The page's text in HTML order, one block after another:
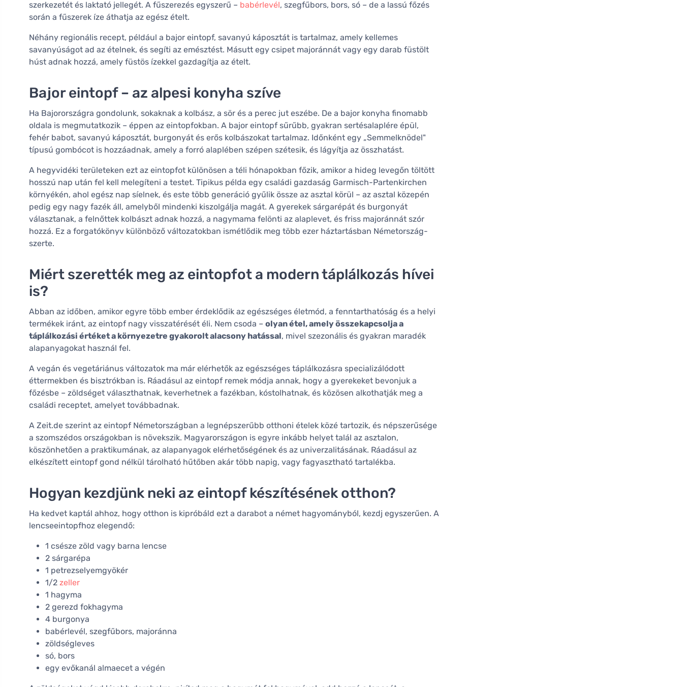
szerkezetét és laktató jellegét. A fűszerezés egyszerű – babérlevél, szegfűbors, bors, só – de a lassú főzés
során a fűszerek íze áthatja az egész ételt.
Néhány regionális recept, például a bajor eintopf, savanyú káposztát is tartalmaz, amely kellemes
savanyúságot ad az ételnek, és segíti az emésztést. Másutt egy csipet majoránnát vagy egy darab füstölt
húst adnak hozzá, amely füstös ízekkel gazdagítja az ételt.
Bajor eintopf – az alpesi konyha szíve
Ha Bajorországra gondolunk, sokaknak a kolbász, a sör és a perec jut eszébe. De a bajor konyha finomabb
oldala is megmutatkozik – éppen az eintopfokban. A bajor eintopf sűrűbb, gyakran sertésalaplére épül,
fehér babot, savanyú káposztát, burgonyát és erős kolbászokat tartalmaz. Időnként egy „Semmelknödel"
típusú gombócot is hozzáadnak, amely a forró alaplében szépen szétesik, és lágyítja az összhatást.
A hegyvidéki területeken ezt az eintopfot különösen a téli hónapokban főzik, amikor a hideg levegőn töltött
hosszú nap után fel kell melegíteni a testet. Tipikus példa egy családi gazdaság Garmisch-Partenkirchen
környékén, ahol egész nap síelnek, és este több generáció gyűlik össze az asztal körül – az asztal közepén
pedig egy nagy fazék áll, amelyből mindenki kiszolgálja magát. A gyerekek sárgarépát és burgonyát
választanak, a felnőttek kolbászt adnak hozzá, a nagymama felönti az alaplevet, és friss majoránnát szór
hozzá. Ez a forgatókönyv különböző változatokban ismétlődik meg több ezer háztartásban Németország-
szerte.
Miért szerették meg az eintopfot a modern táplálkozás hívei
is?
Abban az időben, amikor egyre több ember érdeklődik az egészséges életmód, a fenntarthatóság és a helyi
termékek iránt, az eintopf nagy visszatérését éli. Nem csoda – olyan étel, amely összekapcsolja a
táplálkozási értéket a környezetre gyakorolt alacsony hatással, mivel szezonális és gyakran maradék
alapanyagokat használ fel.
A vegán és vegetáriánus változatok ma már elérhetők az egészséges táplálkozásra specializálódott
éttermekben és bisztrókban is. Ráadásul az eintopf remek módja annak, hogy a gyerekeket bevonjuk a
főzésbe – zöldséget választhatnak, keverhetnek a fazékban, kóstolhatnak, és közösen alkothatják meg a
családi receptet, amelyet továbbadnak.
A Zeit.de szerint az eintopf Németországban a legnépszerűbb otthoni ételek közé tartozik, és népszerűsége
a szomszédos országokban is növekszik. Magyarországon is egyre inkább helyet talál az asztalon,
köszönhetően a praktikumának, az alapanyagok elérhetőségének és az univerzalitásának. Ráadásul az
elkészített eintopf gond nélkül tárolható hűtőben akár több napig, vagy fagyasztható tartalékba.
Hogyan kezdjünk neki az eintopf készítésének otthon?
Ha kedvet kaptál ahhoz, hogy otthon is kipróbáld ezt a darabot a német hagyományból, kezdj egyszerűen. A
lencseeintopfhoz elegendő:
1 csésze zöld vagy barna lencse
2 sárgarépa
1 petrezselyemgyökér
1/2 zeller
1 hagyma
2 gerezd fokhagyma
4 burgonya
babérlevél, szegfűbors, majoránna
zöldségleves
só, bors
egy evőkanál almaecet a végén